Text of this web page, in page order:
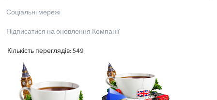
Соціальні мережі
Підписатися на оновлення Компанії
Кількість переглядів:549